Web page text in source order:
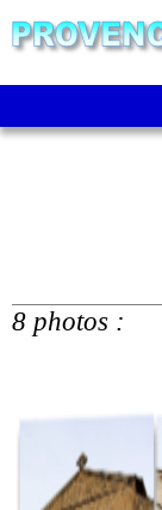
8 photos :